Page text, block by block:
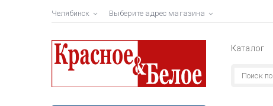
Челябинск Выберите адрес магазина
Каталог